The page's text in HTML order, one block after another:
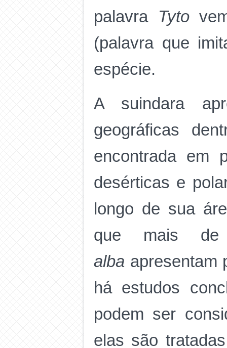
palavra Tyto
(palavra que
espécie.
A suindara
geográficas
encontrada em
desérticas e
longo de sua
que mais
alba apresentam
há estudos
podem ser
elas são